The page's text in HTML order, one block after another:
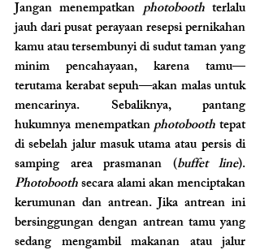
Jangan menempatkan photobooth terlalu
jauh dari pusat perayaan resepsi pernikahan
kamu atau tersembunyi di sudut taman yang
minim pencahayaan, karena tamu—
terutama kerabat sepuh—akan malas untuk
mencarinya. Sebaliknya, pantang
hukumnya menempatkan photobooth tepat
di sebelah jalur masuk utama atau persis di
samping area prasmanan (buffet line
Photobooth secara alami akan menciptakan
kerumunan dan antrean. Jika antrean ini
bersinggungan dengan antrean tamu yang